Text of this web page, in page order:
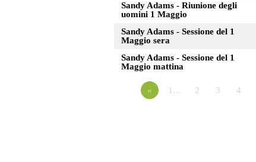
Sandy Adams - Riunione degli
uomini 1 Maggio
Sandy Adams - Sessione del 1
Maggio sera
Sandy Adams - Sessione del 1
Maggio mattina
« 1… 2 3 4